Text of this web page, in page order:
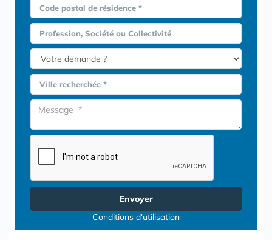
Code postal de résidence *
Profession, Société ou Collectivité
Ville recherchée *
Envoyer
Conditions d'utilisation